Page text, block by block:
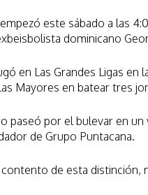
este sábado a las
dominicano
en Las Grandes Ligas
Mayores en batear tres
paseó por el bulevar en
de Grupo Puntacana.
de esta distinción,